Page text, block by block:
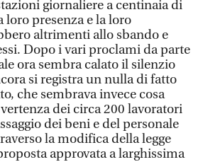
giornaliere a centinaia di
loro presenza e la loro
altrimenti allo sbando e
Dopo i vari proclami da parte
ora sembra calato il silenzio
si registra un nulla di fatto
che sembrava invece cosa
dei circa 200 lavoratori
dei beni e del personale
la modifica della legge
approvata a larghissima